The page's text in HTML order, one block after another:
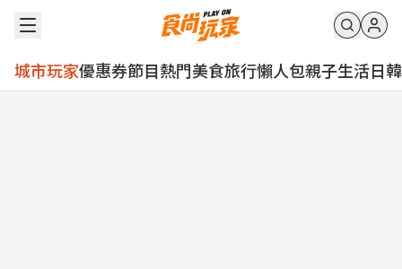
城市玩家優惠券節目熱門美食旅行懶人包親子生活日韓